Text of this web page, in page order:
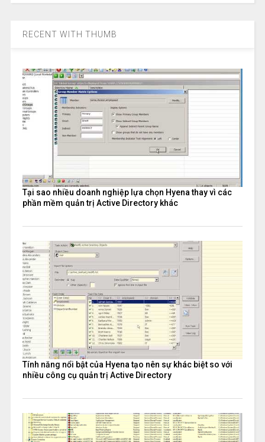
RECENT WITH THUMB
Tại sao nhiều doanh nghiệp lựa chọn Hyena thay vì các
phần mềm quản trị Active Directory khác
Tính năng nổi bật của Hyena tạo nên sự khác biệt so với
nhiều công cụ quản trị Active Directory